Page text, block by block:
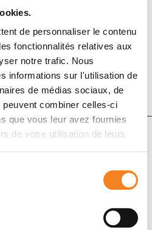
de personnaliser le contenu
fonctionnalités relatives aux
notre trafic. Nous
informations sur l'utilisation de
de médias sociaux, de
combiner celles-ci
que vous leur avez fournies
de votre utilisation de leurs
Christelle
Raphael Calmon, Annick
Leblond, Didier